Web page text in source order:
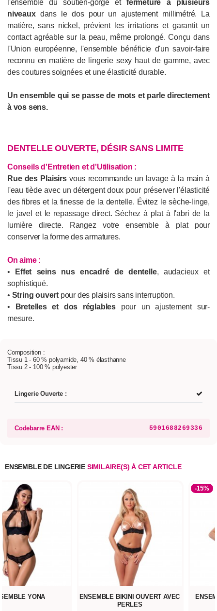
l'ensemble du soutien-gorge etfermeture à plusieurs
niveauxdans le dos pour un ajustement millimétré. La
matière, sans nickel, prévient les irritations et garantit un
contact agréable sur la peau, même prolongé. Conçu dans
l'Union européenne, l'ensemble bénéficie d'un savoir-faire
reconnu en matière de lingerie sexy haut de gamme, avec
des coutures soignées et une élasticité durable.
Un ensemble qui se passe de mots et parle directement
à vos sens.
DENTELLE OUVERTE, DÉSIR SANS LIMITE
Conseils d'Entretien et d'Utilisation :
Rue des Plaisirsvous recommande un lavage à la main à
l'eau tiède avec un détergent doux pour préserver l'élasticité
des fibres et la finesse de la dentelle. Évitez le sèche-linge,
le javel et le repassage direct. Séchez à plat à l'abri de la
lumière directe. Rangez votre ensemble à plat pour
conserver la forme des armatures.
On aime :
•
Effet seins nus encadré de dentelle, audacieux et
sophistiqué.
• String ouvert pour des plaisirs sans interruption.
•
Bretelles et dos réglables pour un ajustement sur-
mesure.
Composition :
Tissu 1 - 60 % polyamide, 40 % élasthanne
Tissu 2 - 100 % polyester
Lingerie Ouverte :
Codebarre EAN : 5901688269336
ENSEMBLE DE LINGERIE SIMILAIRE(S) À CET ARTICLE
YONA
ENSEMBLE BIKINI OUVERT AVEC
PERLES
-15%